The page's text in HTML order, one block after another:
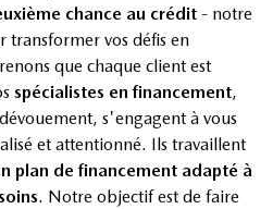
chance au crédit - notre
transformer vos défis en
que chaque client est
spécialistes en financement,
s'engagent à vous
et attentionné. Ils travaillent
plan de financement adapté à
. Notre objectif est de faire